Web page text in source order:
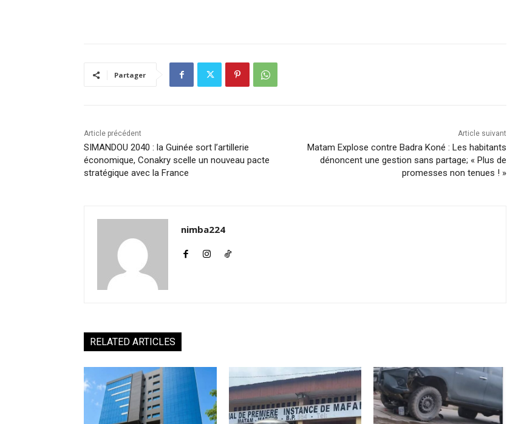
Partager
Article précédent
SIMANDOU 2040 : la Guinée sort l’artillerie
économique, Conakry scelle un nouveau pacte
stratégique avec la France
Article suivant
Matam Explose contre Badra Koné : Les habitants
dénoncent une gestion sans partage; « Plus de
promesses non tenues ! »
nimba224
RELATED ARTICLES